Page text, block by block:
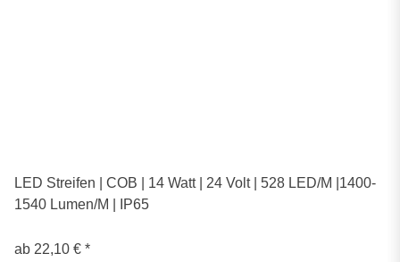
LED Streifen | COB | 14 Watt | 24 Volt | 528 LED/M |1400-
1540 Lumen/M | IP65
ab 22,10 € *